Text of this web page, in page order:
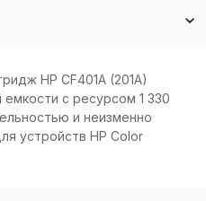
HP CF401A (201A)
с ресурсом 1 330
и неизменно
устройств HP Color